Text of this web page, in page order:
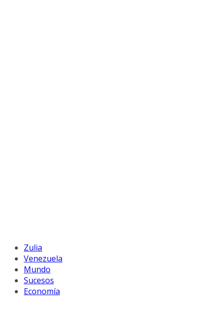
Zulia
Venezuela
Mundo
Sucesos
Economía